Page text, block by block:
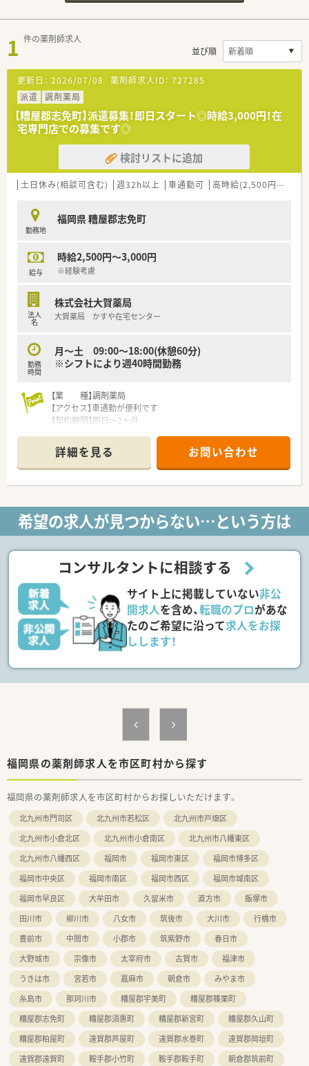
1 件の薬剤師求人
並び順
更新日： 2026/07/08 薬剤師求人ID： 727285
派遣
調剤薬局
【糟屋郡志免町】派遣募集！即日スタート◎時給3,000円！在
宅専門店での募集です◎
検討リストに追加
土日休み(相談可含む) 週32h以上 車通勤可 高時給(2,500円以上)
勤務地
福岡県 糟屋郡志免町
給与
時給2,500円～3,000円
※経験考慮
法人
名
株式会社大賀薬局
大賀薬局 かすや在宅センター
勤務
時間
月～土 09:00～18:00(休憩60分)
※シフトにより週40時間勤務
【業 種】調剤薬局
【アクセス】車通勤が便利です
【契約期間】即日～2ヶ月
【勤務時間】
月～土 09:00～18:00(休憩60分)
※シフトにより週40時間勤務
【応需科目】在宅(居宅),在宅(施設)
【人員体制】薬剤師4名、事務2名
********************************
■各種保険を完備：社会保険(週20時間以上)/雇用保険/薬剤師賠
償責任保険
■充実の休暇制度：有給休暇(6ヶ月以上勤務)、夏季休暇、慶弔休
暇など
ご希望条件に合わせて求人をお探しします！
まずはお気軽にお問い合わせください。
詳細を見る お問い合わせ
希望の求人が見つからない…という方は
コンサルタントに相談する
サイト上に掲載していない非公
開求人を含め、転職のプロがあな
たのご希望に沿って求人をお探
しします！
福岡県の薬剤師求人を市区町村から探す
福岡県の薬剤師求人を市区町村からお探しいただけます。
北九州市門司区 北九州市若松区
北九州市戸畑区
北九州市小倉北区
北九州市小倉南区
北九州市八幡東区
北九州市八幡西区
福岡市 福岡市東区
福岡市博多区
福岡市中央区
福岡市南区 福岡市西区
福岡市城南区
福岡市早良区
大牟田市 久留米市 直方市
飯塚市
田川市
柳川市 八女市 筑後市 大川市
行橋市
豊前市
中間市 小郡市 筑紫野市
春日市
大野城市
宗像市 太宰府市 古賀市
福津市
うきは市
宮若市 嘉麻市 朝倉市
みやま市
糸島市
那珂川市 糟屋郡宇美町
糟屋郡篠栗町
糟屋郡志免町
糟屋郡須惠町 糟屋郡新宮町
糟屋郡久山町
糟屋郡粕屋町
遠賀郡芦屋町 遠賀郡水巻町
遠賀郡岡垣町
遠賀郡遠賀町
鞍手郡小竹町 鞍手郡鞍手町 朝倉郡筑前町